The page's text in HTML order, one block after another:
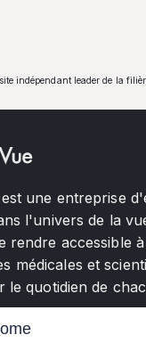
indépendant leader de la
une entreprise
l'univers de la
rendre accessible
médicales et
le quotidien de